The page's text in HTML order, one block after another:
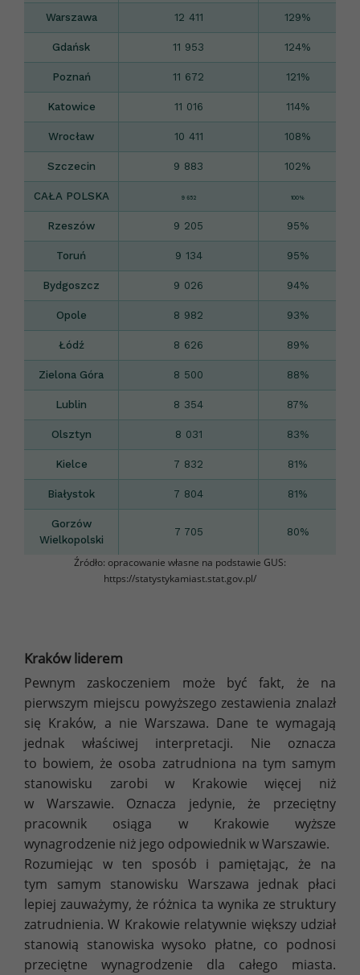
Warszawa 12 411 129%
Gdańsk 11 953 124%
Poznań 11 672 121%
Katowice 11 016 114%
Wrocław 10 411 108%
Szczecin 9 883 102%
CAŁA POLSKA 9 652 100%
Rzeszów 9 205 95%
Toruń 9 134 95%
Bydgoszcz 9 026 94%
Opole 8 982 93%
Łódź 8 626 89%
Zielona Góra 8 500 88%
Lublin 8 354 87%
Olsztyn 8 031 83%
Kielce 7 832 81%
Białystok 7 804 81%
Gorzów
Wielkopolski
7 705 80%
Źródło: opracowanie własne na podstawie GUS:
https://statystykamiast.stat.gov.pl/
Kraków liderem
Pewnym zaskoczeniem może być fakt, że na
pierwszym miejscu powyższego zestawienia znalazł
się Kraków, a nie Warszawa. Dane te wymagają
jednak właściwej interpretacji. Nie oznacza
to bowiem, że osoba zatrudniona na tym samym
stanowisku zarobi w Krakowie więcej niż
w Warszawie. Oznacza jedynie, że przeciętny
pracownik osiąga w Krakowie wyższe
wynagrodzenie niż jego odpowiednik w Warszawie.
Rozumiejąc w ten sposób i pamiętając, że na
tym samym stanowisku Warszawa jednak płaci
lepiej zauważymy, że różnica ta wynika ze struktury
zatrudnienia. W Krakowie relatywnie większy udział
stanowią stanowiska wysoko płatne, co podnosi
przeciętne wynagrodzenie dla całego miasta.